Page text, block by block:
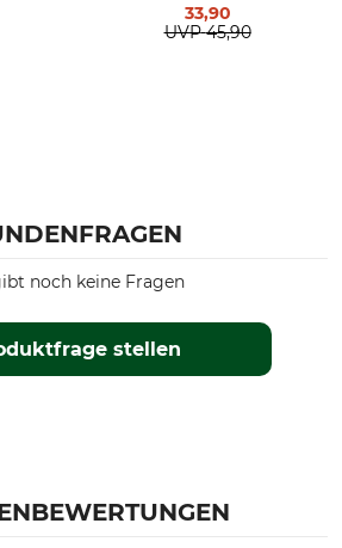
33,90
UVP 45,90
stellen
noch keine Fragen